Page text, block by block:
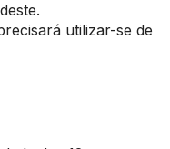
utilizar-se de